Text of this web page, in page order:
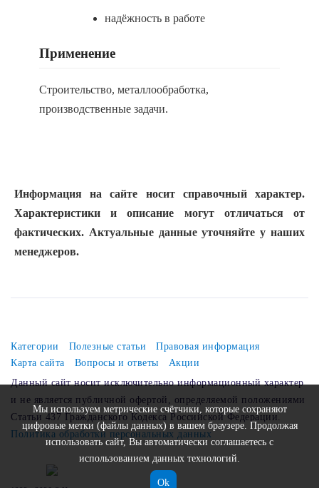
надёжность в работе
Применение
Строительство, металлообработка,
производственные задачи.
Информация на сайте носит справочный характер.
Характеристики и описание могут отличаться от
фактических. Актуальные данные уточняйте у наших
менеджеров.
Категории Полезные статьи
Правовая информация
Карта сайта
Вопросы и ответы
Акции
Данный сайт носит исключительно информационный характер
и не является публичной офертой, определяемой положениями
Статьи 437 Гражданского Кодекса Российской Федерации.
Политика обработки персональных данных
Мы используем метрические счётчики, которые сохраняют
цифровые метки (файлы данных) в вашем браузере. Продолжая
использовать сайт, Вы автоматически соглашаетесь с
использованием данных технологий.
Ok